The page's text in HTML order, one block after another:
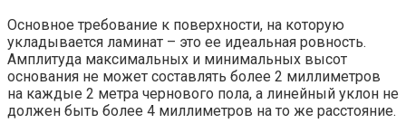
Основное требование к поверхности, на которую
укладывается ламинат – это ее идеальная ровность.
Амплитуда максимальных и минимальных высот
основания не может составлять более 2 миллиметров
на каждые 2 метра чернового пола, а линейный уклон не
должен быть более 4 миллиметров на то же расстояние.